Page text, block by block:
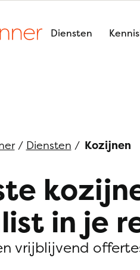
Diensten
/ Diensten / Kozijnen
in je
vrijblijvend